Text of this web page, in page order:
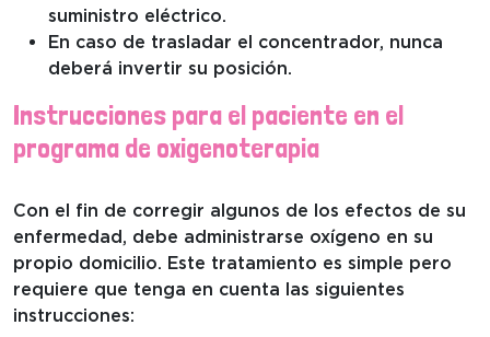
suministro eléctrico.
En caso de trasladar el concentrador, nunca
deberá invertir su posición.
Instrucciones para el paciente en el
programa de oxigenoterapia
Con el fin de corregir algunos de los efectos de su
enfermedad, debe administrarse oxígeno en su
propio domicilio. Este tratamiento es simple pero
requiere que tenga en cuenta las siguientes
instrucciones: